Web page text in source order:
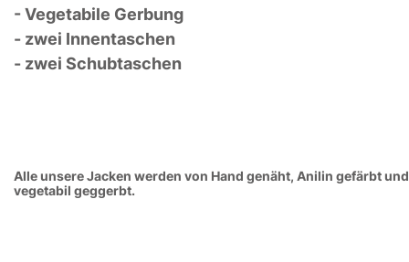
- Vegetabile Gerbung
- zwei Innentaschen
- zwei Schubtaschen
Alle unsere Jacken werden von Hand genäht, Anilin gefärbt und
vegetabil geggerbt.